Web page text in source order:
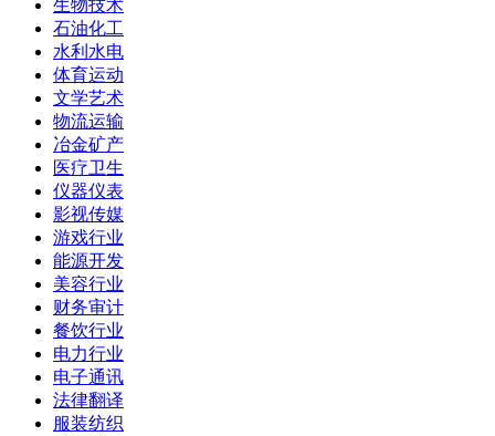
生物技术
石油化工
水利水电
体育运动
文学艺术
物流运输
冶金矿产
医疗卫生
仪器仪表
影视传媒
游戏行业
能源开发
美容行业
财务审计
餐饮行业
电力行业
电子通讯
法律翻译
服装纺织